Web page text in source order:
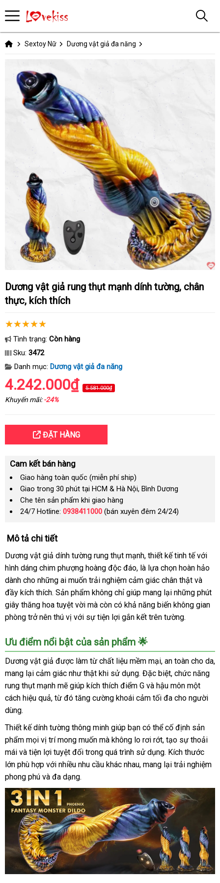
Sextoy Nữ Dương vật giả đa năng
Dương vật giả rung thụt mạnh dính tường, chân
thực, kích thích
Tình trạng: Còn hàng
Sku: 3472
Danh mục: Dương vật giả đa năng
4.242.000₫ 5.581.000₫
Khuyến mãi:-24%
ĐẶT HÀNG
Cam kết bán hàng
Giao hàng toàn quốc (miễn phí ship)
Giao trong 30 phút tại HCM & Hà Nội, Bình Dương
Che tên sản phẩm khi giao hàng
24/7 Hotline: 0938411000 (bán xuyên đêm 24/24)
Mô tả chi tiết
Dương vật giả dính tường rung thụt mạnh, thiết kế tinh tế với
hình dáng chim phượng hoàng độc đáo, là lựa chọn hoàn hảo
dành cho những ai muốn trải nghiệm cảm giác chân thật và
đầy kích thích. Sản phẩm không chỉ giúp mang lại những phút
giây thăng hoa tuyệt vời mà còn có khả năng biến không gian
phòng trở nên thú vị với sự tiện lợi gắn kết trên tường.
Ưu điểm nổi bật của sản phẩm 🌟
Dương vật giả được làm từ chất liệu mềm mại, an toàn cho da,
mang lại cảm giác như thật khi sử dụng. Đặc biệt, chức năng
rung thụt mạnh mẽ giúp kích thích điểm G và hậu môn một
cách hiệu quả, từ đó tăng cường khoái cảm tối đa cho người
dùng.
Thiết kế dính tường thông minh giúp bạn có thể cố định sản
phẩm mọi vị trí mong muốn mà không lo rơi rớt, tạo sự thoải
mái và tiện lợi tuyệt đối trong quá trình sử dụng. Kích thước
lớn phù hợp với nhiều nhu cầu khác nhau, mang lại trải nghiệm
phong phú và đa dạng.